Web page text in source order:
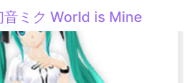
ミク World is Mine